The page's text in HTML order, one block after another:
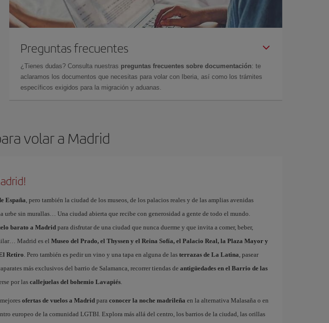
Preguntas frecuentes
¿Tienes dudas? Consulta nuestras preguntas frecuentes sobre documentación: te
aclaramos los documentos que necesitas para volar con Iberia, así como los trámites
específicos exigidos para la migración y aduanas.
volar a Madrid
España, pero también la ciudad de los museos, de los palacios reales y de las amplias avenidas
urbe sin murallas… Una ciudad abierta que recibe con generosidad a gente de todo el mundo.
barato a Madridpara disfrutar de una ciudad que nunca duerme y que invita a comer, beber,
Madrid es el Museo del Prado, el Thyssen y el Reina Sofía, el Palacio Real, la Plaza Mayor y
Retiro. Pero también es pedir un vino y una tapa en alguna de las terrazas de La Latina, pasear
más exclusivos del barrio de Salamanca, recorrer tiendas de antigüedades en el Barrio de las
por lascallejuelas del bohemio Lavapiés.
ofertas de vuelos a Madridpara conocer la noche madrileña en la alternativa Malasaña o en
europeo de la comunidad LGTBI. Explora más allá del centro, los barrios de la ciudad, las orillas